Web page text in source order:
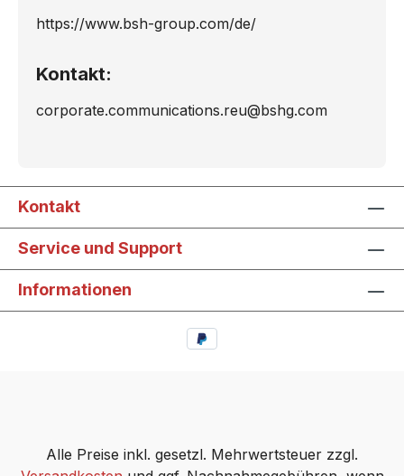
https://www.bsh-group.com/de/
Kontakt:
corporate.communications.reu@bshg.com
Kontakt
Service und Support
Informationen
Alle Preise inkl. gesetzl. Mehrwertsteuer zzgl.